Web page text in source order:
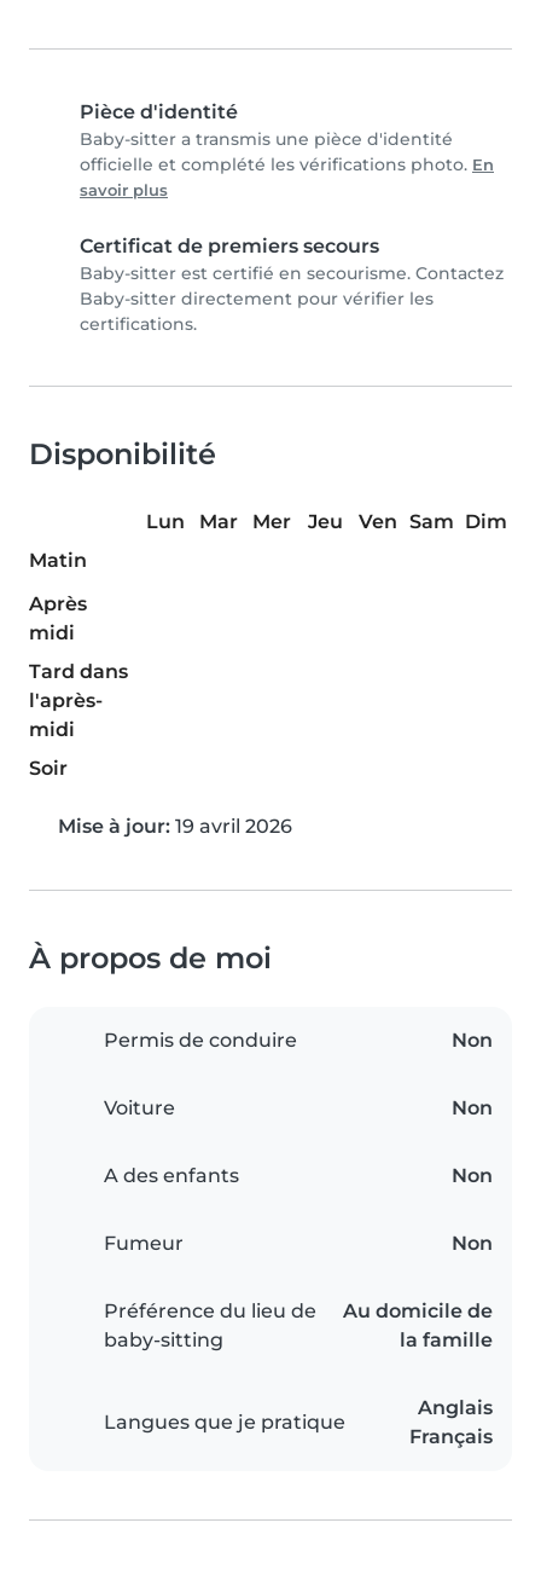
Pièce d'identité
Baby-sitter a transmis une pièce d'identité
officielle et complété les vérifications photo. En
savoir plus
Certificat de premiers secours
Baby-sitter est certifié en secourisme. Contactez
Baby-sitter directement pour vérifier les
certifications.
Disponibilité
Lun Mar Mer Jeu Ven Sam Dim
Matin
Après
midi
Tard dans
l'après-
midi
Soir
Mise à jour: 19 avril 2026
À propos de moi
Permis de conduire Non
Voiture Non
A des enfants Non
Fumeur Non
Préférence du lieu de
baby-sitting
Au domicile de
la famille
Langues que je pratique
Anglais
Français